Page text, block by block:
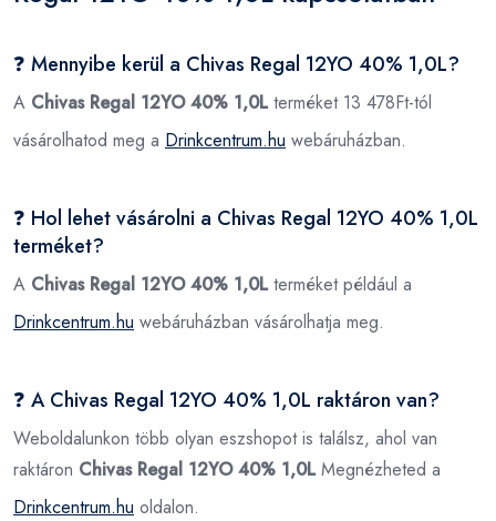
❓ Mennyibe kerül a Chivas Regal 12YO 40% 1,0L?
A Chivas Regal 12YO 40% 1,0Lterméket 13 478Ft-tól
vásárolhatod meg a Drinkcentrum.hu webáruházban.
❓ Hol lehet vásárolni a Chivas Regal 12YO 40% 1,0L
terméket?
A Chivas Regal 12YO 40% 1,0Lterméket például a
Drinkcentrum.hu webáruházban vásárolhatja meg.
❓ A Chivas Regal 12YO 40% 1,0L raktáron van?
Weboldalunkon több olyan eszshopot is találsz, ahol van
raktáron Chivas Regal 12YO 40% 1,0LMegnézheted a
Drinkcentrum.hu oldalon.